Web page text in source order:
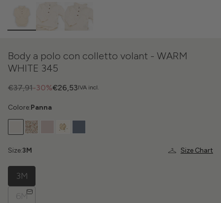
Body a polo con colletto volant - WARM
WHITE 345
IVA incl.
-30%
€37,91 €26,53
Colore:Panna
Size Chart
Size:3M
3M
6M